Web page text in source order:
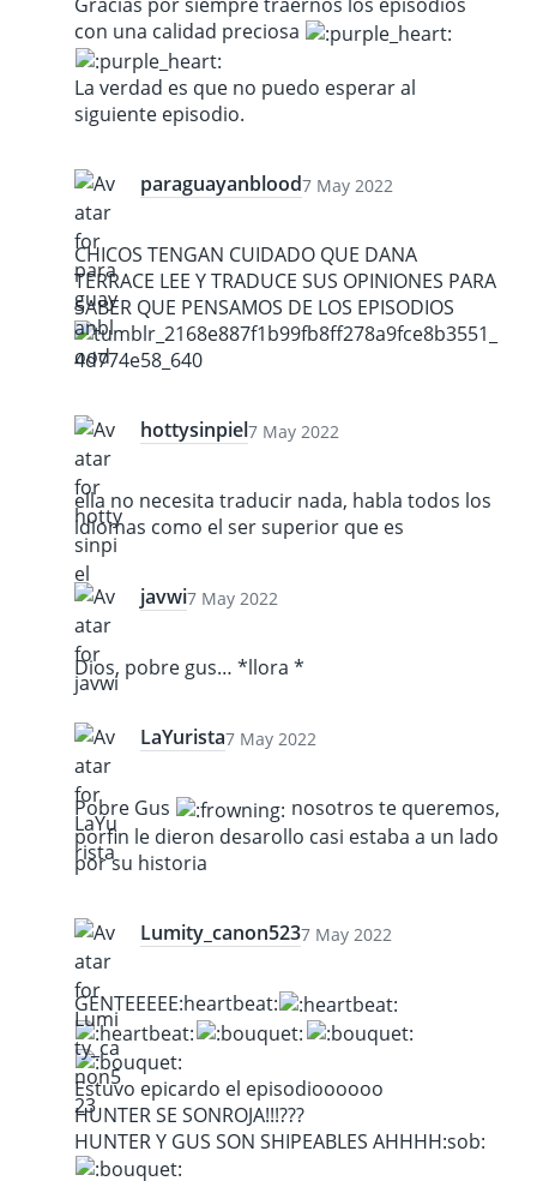
con una calidad preciosa
La verdad es que no puedo esperar al
siguiente episodio.
paraguayanblood7 May 2022
CHICOS TENGAN CUIDADO QUE DANA
TERRACE LEE Y TRADUCE SUS OPINIONES PARA
SABER QUE PENSAMOS DE LOS EPISODIOS
hottysinpiel7 May 2022
ella no necesita traducir nada, habla todos los
idiomas como el ser superior que es
javwi7 May 2022
Dios, pobre gus… *llora *
LaYurista7 May 2022
Pobre Gus
nosotros te queremos,
porfin le dieron desarollo casi estaba a un lado
por su historia
Lumity_canon5237 May 2022
GENTEEEEE​:heartbeat:
Estuvo epicardo el episodioooooo
HUNTER SE SONROJA!!!???
HUNTER Y GUS SON SHIPEABLES AHHHH​:sob: